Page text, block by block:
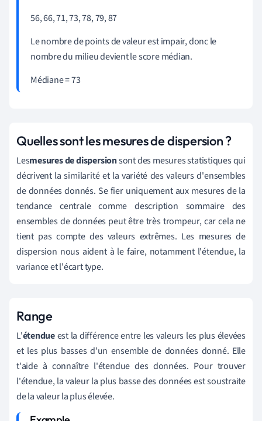
56, 66, 71, 73, 78, 79, 87
Le nombre de points de valeur est impair, donc le
nombre du milieu devient le score médian.
Médiane = 73
Quelles sont les mesures de dispersion ?
Lesmesures de dispersionsont des mesures statistiques qui
décrivent la similarité et la variété des valeurs d'ensembles
de données donnés. Se fier uniquement aux mesures de la
tendance centrale comme description sommaire des
ensembles de données peut être très trompeur, car cela ne
tient pas compte des valeurs extrêmes. Les mesures de
dispersion nous aident à le faire, notamment l'étendue, la
variance et l'écart type.
Range
L'étendueest la différence entre les valeurs les plus élevées
et les plus basses d'un ensemble de données donné. Elle
t'aide à connaître l'étendue des données. Pour trouver
l'étendue, la valeur la plus basse des données est soustraite
de la valeur la plus élevée.